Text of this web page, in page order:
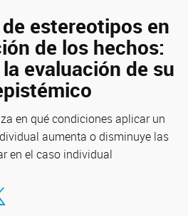
estereotipos en
de los hechos:
evaluación de su
en qué condiciones aplicar un
aumenta o disminuye las
en el caso individual
Facebook
en Twitter